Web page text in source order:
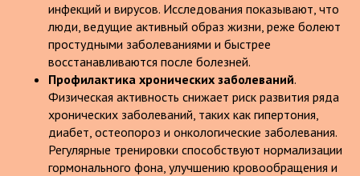
инфекций и вирусов. Исследования показывают, что
люди, ведущие активный образ жизни, реже болеют
простудными заболеваниями и быстрее
восстанавливаются после болезней.
Профилактика хронических заболеваний.
Физическая активность снижает риск развития ряда
хронических заболеваний, таких как гипертония,
диабет, остеопороз и онкологические заболевания.
Регулярные тренировки способствуют нормализации
гормонального фона, улучшению кровообращения и